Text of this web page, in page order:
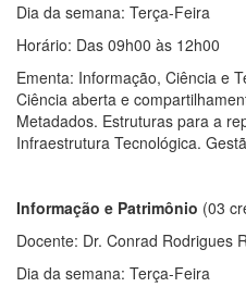
Dia da semana: Terça-Feira
Horário: Das 09h00 às 12h00
Ementa: Informação, Ciência e
Ciência aberta e
Metadados. Estruturas para a
Infraestrutura Tecnológica.
Informação e Patrimônio (03
Docente: Dr. Conrad Rodrigues
Dia da semana: Terça-Feira